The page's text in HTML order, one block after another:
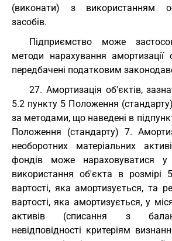
(виконати) з використанням
засобів.
Підприємство може
методи нарахування амортизації
передбачені податковим
27. Амортизація об'єктів,
5.2 пункту 5 Положення
за методами, що наведені в
Положення (стандарту) 7.
необоротних матеріальних
фондів може нараховуватися у
використання об'єкта в розмірі
вартості, яка амортизується, та
вартості, яка амортизується, у
активів (списання з
невідповідності критеріям